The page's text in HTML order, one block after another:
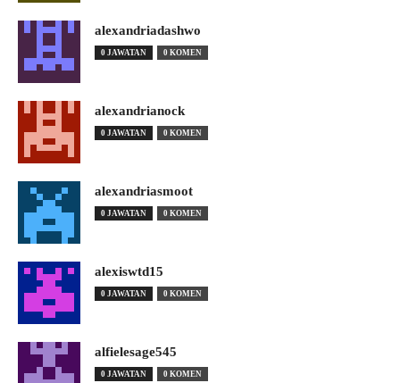
alexandriadashwo
0 JAWATAN 0 KOMEN
alexandrianock
0 JAWATAN 0 KOMEN
alexandriasmoot
0 JAWATAN 0 KOMEN
alexiswtd15
0 JAWATAN 0 KOMEN
alfielesage545
0 JAWATAN 0 KOMEN